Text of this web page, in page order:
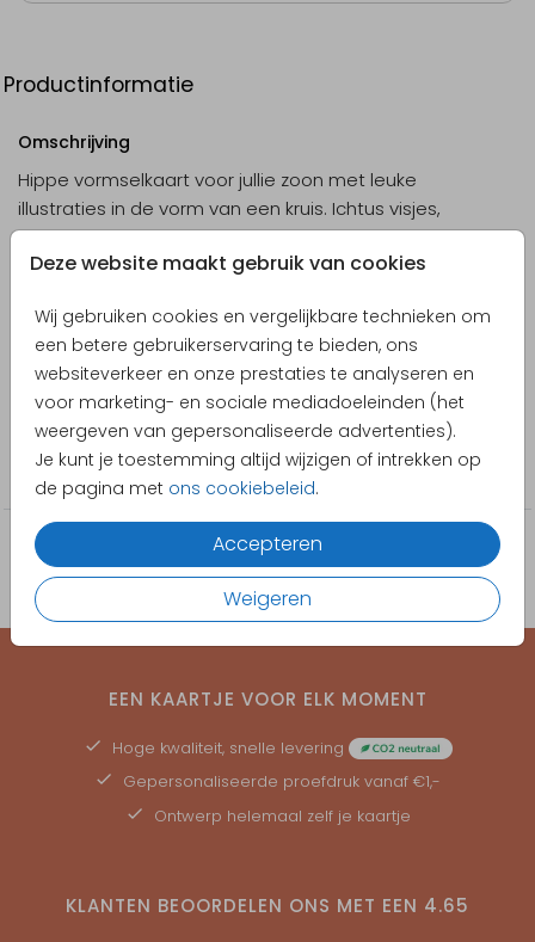
Deze website maakt gebruik van cookies
Wij gebruiken cookies en vergelijkbare technieken om
een betere gebruikerservaring te bieden, ons
websiteverkeer en onze prestaties te analyseren en
voor marketing- en sociale mediadoeleinden (het
weergeven van gepersonaliseerde advertenties).
Je kunt je toestemming altijd wijzigen of intrekken op
de pagina met ons cookiebeleid.
Accepteren
Weigeren
Productinformatie
Omschrijving
Hippe vormselkaart voor jullie zoon met leuke
illustraties in de vorm van een kruis. Ichtus visjes,
duiven, water, takjes en brood en wijn icoontjes in
grijs en beige vormen samen een kruis. Op de
kaart naar persoonlijke wens in de online editor.
Designer
Pretty Orange
Collectie
Communie
EEN KAARTJE VOOR ELK MOMENT
Hoge kwaliteit, snelle levering
Gepersonaliseerde proefdruk vanaf €1,-
Ontwerp helemaal zelf je kaartje
KLANTEN BEOORDELEN ONS MET EEN 4.65